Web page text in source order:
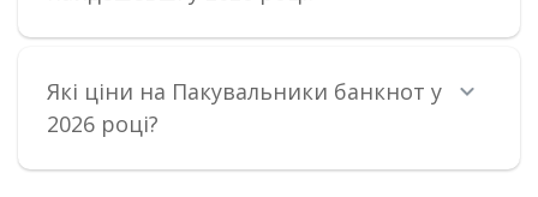
Які ціни на Пакувальники банкнот у
2026 році?